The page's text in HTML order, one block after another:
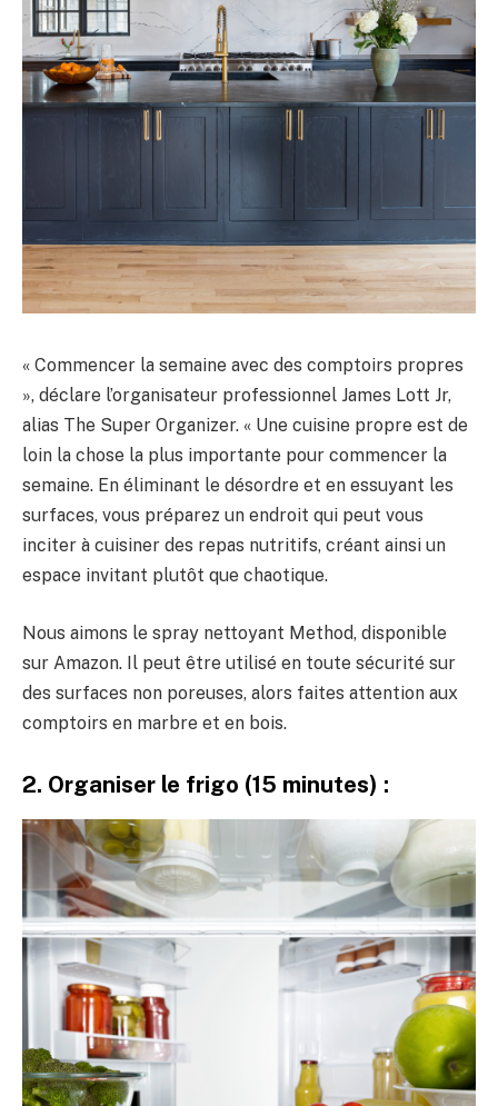
« Commencer la semaine avec des comptoirs propres
», déclare l’organisateur professionnel James Lott Jr,
alias The Super Organizer. « Une cuisine propre est de
loin la chose la plus importante pour commencer la
semaine. En éliminant le désordre et en essuyant les
surfaces, vous préparez un endroit qui peut vous
inciter à cuisiner des repas nutritifs, créant ainsi un
espace invitant plutôt que chaotique.
Nous aimons le spray nettoyant Method, disponible
sur Amazon. Il peut être utilisé en toute sécurité sur
des surfaces non poreuses, alors faites attention aux
comptoirs en marbre et en bois.
2. Organiser le frigo (15 minutes) :